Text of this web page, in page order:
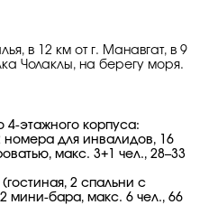
в 12 км от г. Манавгат, в 9
Чолаклы, на берегу моря.
4-этажного корпуса:
номера для инвалидов, 16
макс. 3+1 чел., 28–33
(гостиная, 2 спальни с
мини-бара, макс. 6 чел., 66